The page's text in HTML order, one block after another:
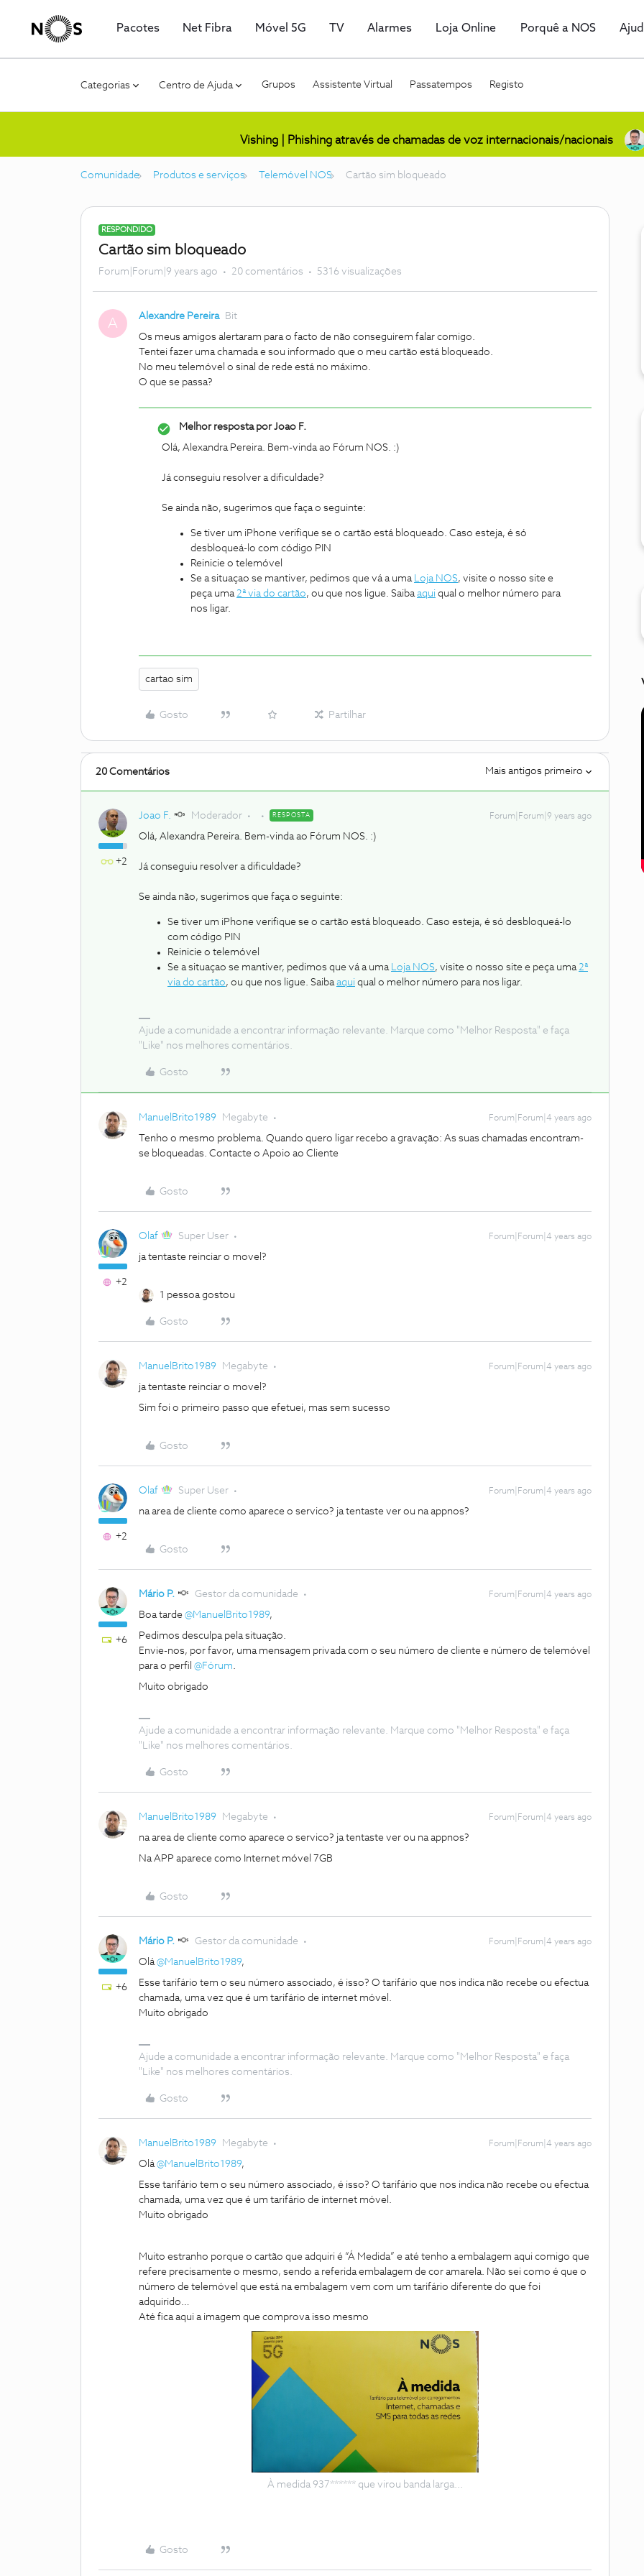
Pacotes Net Fibra Móvel 5G TV Alarmes Loja Online Porquê a NOS
Categorias Centro de Ajuda Grupos Assistente Virtual Passatempos Registo
Vishing | Phishing através de chamadas de voz internacionais/nacionais
Comunidade Produtos e serviços Telemóvel NOS Cartão sim bloqueado
RESPONDIDO
Cartão sim bloqueado
Forum|Forum|9 years ago 20 comentários 5316 visualizações
A Alexandre Pereira Bit
Os meus amigos alertaram para o facto de não conseguirem falar comigo.
Tentei fazer uma chamada e sou informado que o meu cartão está bloqueado.
No meu telemóvel o sinal de rede está no máximo.
O que se passa?
Melhor resposta porJoao F.
Olá, Alexandra Pereira. Bem-vinda ao Fórum NOS. :)
Já conseguiu resolver a dificuldade?
Se ainda não, sugerimos que faça o seguinte:
Se tiver um iPhone verifique se o cartão está bloqueado. Caso esteja, é só
desbloqueá-lo com código PIN
Reinicie o telemóvel
Se a situaçao se mantiver, pedimos que vá a uma Loja NOS, visite o nosso site e
peça uma2ª via do cartão, ou que nos ligue. Saibaaqui qual o melhor número para
nos ligar.
cartao sim
Gosto Partilhar
20 Comentários Mais antigos primeiro
+2
Joao F. Moderador RESPOSTA Forum|Forum|9 years ago
Olá, Alexandra Pereira. Bem-vinda ao Fórum NOS. :)
Já conseguiu resolver a dificuldade?
Se ainda não, sugerimos que faça o seguinte:
Se tiver um iPhone verifique se o cartão está bloqueado. Caso esteja, é só desbloqueá-lo
com código PIN
Reinicie o telemóvel
Se a situaçao se mantiver, pedimos que vá a uma Loja NOS, visite o nosso site e peça uma2ª
via do cartão, ou que nos ligue. Saibaaqui qual o melhor número para nos ligar.
Ajude a comunidade a encontrar informação relevante. Marque como "Melhor Resposta" e faça
"Like" nos melhores comentários.
Gosto
ManuelBrito1989 Megabyte Forum|Forum|4 years ago
Tenho o mesmo problema. Quando quero ligar recebo a gravação: As suas chamadas encontram-
se bloqueadas. Contacte o Apoio ao Cliente
Gosto
+2
Olaf Super User Forum|Forum|4 years ago
ja tentaste reinciar o movel?
1 pessoa gostou
Gosto
ManuelBrito1989 Megabyte Forum|Forum|4 years ago
ja tentaste reinciar o movel?
Sim foi o primeiro passo que efetuei, mas sem sucesso
Gosto
+2
Olaf Super User Forum|Forum|4 years ago
na area de cliente como aparece o servico? ja tentaste ver ou na appnos?
Gosto
+6
Mário P. Gestor da comunidade Forum|Forum|4 years ago
Boa tarde @ManuelBrito1989,
Pedimos desculpa pela situação.
Envie-nos, por favor, uma mensagem privada com o seu número de cliente e número de telemóvel
para o perfil @Fórum.
Muito obrigado
Ajude a comunidade a encontrar informação relevante. Marque como "Melhor Resposta" e faça
"Like" nos melhores comentários.
Gosto
ManuelBrito1989 Megabyte Forum|Forum|4 years ago
na area de cliente como aparece o servico? ja tentaste ver ou na appnos?
Na APP aparece como Internet móvel 7GB
Gosto
+6
Mário P. Gestor da comunidade Forum|Forum|4 years ago
Olá@ManuelBrito1989,
Esse tarifário tem o seu número associado, é isso? O tarifário que nos indica não recebe ou efectua
chamada, uma vez que é um tarifário de internet móvel.
Muito obrigado
Ajude a comunidade a encontrar informação relevante. Marque como "Melhor Resposta" e faça
"Like" nos melhores comentários.
Gosto
ManuelBrito1989 Megabyte Forum|Forum|4 years ago
Olá@ManuelBrito1989,
Esse tarifário tem o seu número associado, é isso? O tarifário que nos indica não recebe ou efectua
chamada, uma vez que é um tarifário de internet móvel.
Muito obrigado
Muito estranho porque o cartão que adquiri é “Á Medida” e até tenho a embalagem aqui comigo que
refere precisamente o mesmo, sendo a referida embalagem de cor amarela. Não sei como é que o
número de telemóvel que está na embalagem vem com um tarifário diferente do que foi
adquirido…
Até fica aqui a imagem que comprova isso mesmo
À medida 937****** que virou banda larga...
Gosto